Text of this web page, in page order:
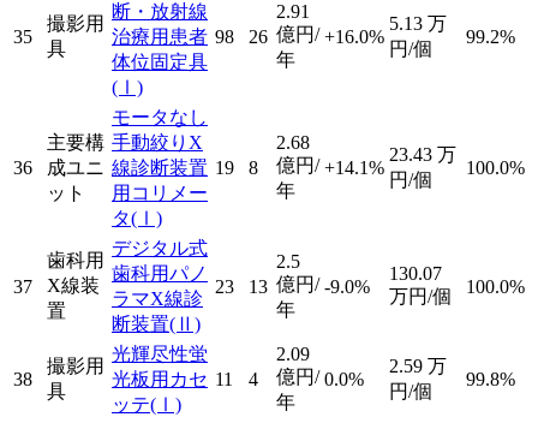
35
撮影用
具
断・放射線
治療用患者
体位固定具
(Ⅰ)
98 26
2.91
億円/
年
+16.0%
5.13 万
円/個
99.2%
36
主要構
成ユニ
ット
モータなし
手動絞りX
線診断装置
用コリメー
タ(Ⅰ)
19 8
2.68
億円/
年
+14.1%
23.43 万
円/個
100.0%
37
歯科用
X線装
置
デジタル式
歯科用パノ
ラマX線診
断装置(Ⅱ)
23 13
2.5
億円/
年
-9.0%
130.07
万円/個
100.0%
38
撮影用
具
光輝尽性蛍
光板用カセ
ッテ(Ⅰ)
11 4
2.09
億円/
年
0.0%
2.59 万
円/個
99.8%